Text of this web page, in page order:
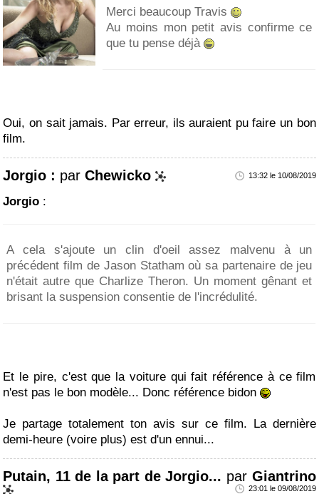
Merci beaucoup Travis
Au moins mon petit avis confirme ce
que tu pense déjà
Oui, on sait jamais. Par erreur, ils auraient pu faire un bon
film.
Jorgio : parChewicko 13:32 le 10/08/2019
Jorgio :
A cela s'ajoute un clin d'oeil assez malvenu à un
précédent film de Jason Statham où sa partenaire de jeu
n'était autre que Charlize Theron. Un moment gênant et
brisant la suspension consentie de l'incrédulité.
Et le pire, c'est que la voiture qui fait référence à ce film
n'est pas le bon modèle... Donc référence bidon
Je partage totalement ton avis sur ce film. La dernière
demi-heure (voire plus) est d'un ennui...
Putain, 11 de la part de Jorgio... par Giantrino
23:01 le 09/08/2019